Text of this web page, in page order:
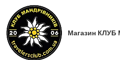
Магазин КЛУБ